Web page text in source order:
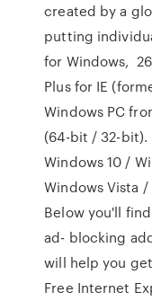
created by a
putting
for Windows,
Plus for IE
Windows PC
(64-bit / 32-bit).
Windows 10 /
Windows Vista /
Below you'll
ad- blocking
will help you get
Free Internet